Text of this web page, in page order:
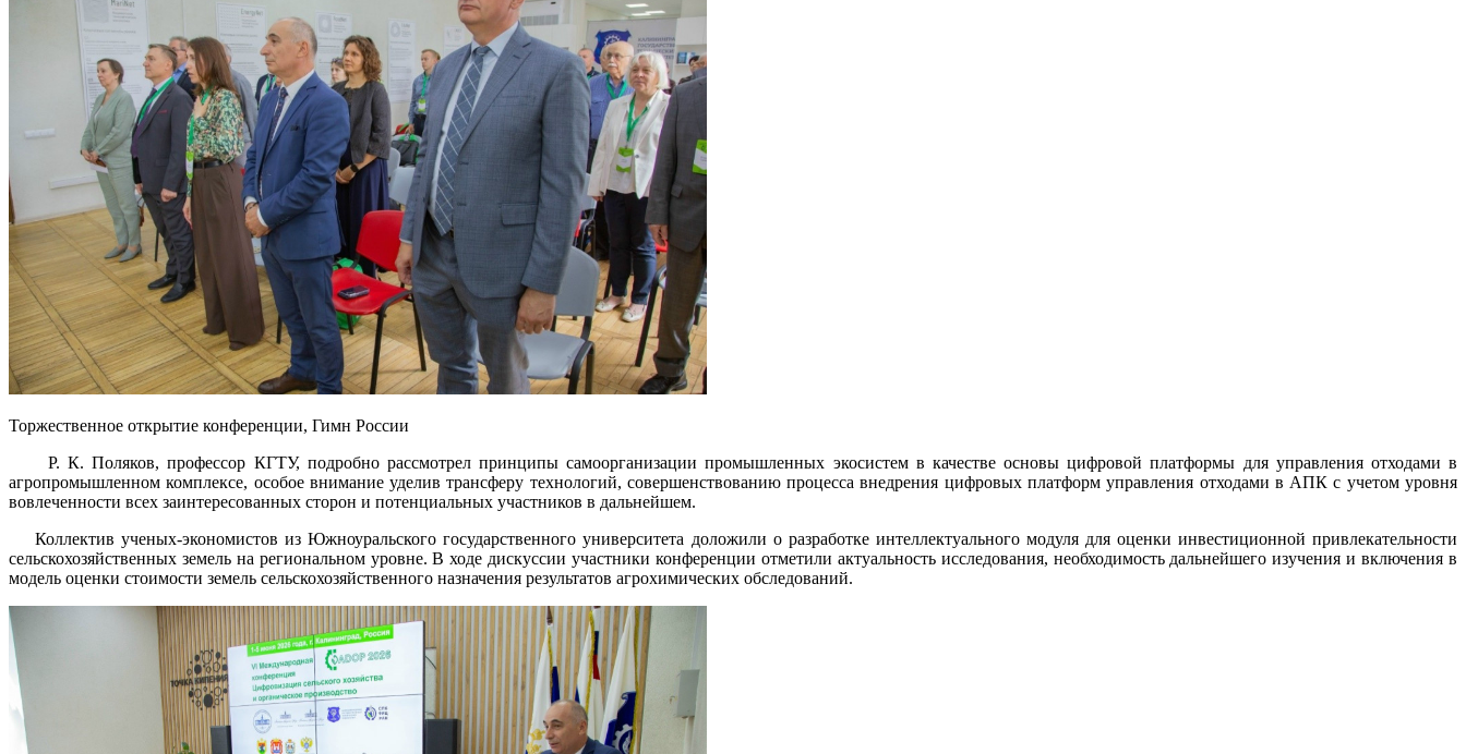
Торжественное открытие конференции, Гимн России
Р. К. Поляков, профессор КГТУ, подробно рассмотрел принципы самоорганизации промышленных экосистем в качестве основы цифровой платформы для управления отходами в
агропромышленном комплексе, особое внимание уделив трансферу технологий, совершенствованию процесса внедрения цифровых платформ управления отходами в АПК с учетом уровня
вовлеченности всех заинтересованных сторон и потенциальных участников в дальнейшем.
Коллектив ученых-экономистов из Южноуральского государственного университета доложили о разработке интеллектуального модуля для оценки инвестиционной привлекательности
сельскохозяйственных земель на региональном уровне. В ходе дискуссии участники конференции отметили актуальность исследования, необходимость дальнейшего изучения и включения в
модель оценки стоимости земель сельскохозяйственного назначения результатов агрохимических обследований.